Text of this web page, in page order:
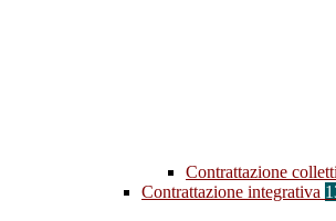
Contrattazione
Contrattazione integrativa